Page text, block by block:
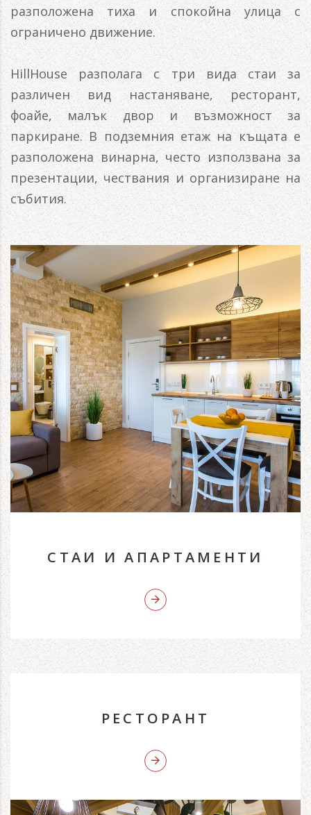
разположена тиха и спокойна улица с
ограничено движение.
HillHouse разполага с три вида стаи за
различен вид настаняване, ресторант,
фоайе, малък двор и възможност за
паркиране. В подземния етаж на къщата е
разположена винарна, често използвана за
презентации, чествания и организиране на
събития.
СТАИ И АПАРТАМЕНТИ
РЕСТОРАНТ